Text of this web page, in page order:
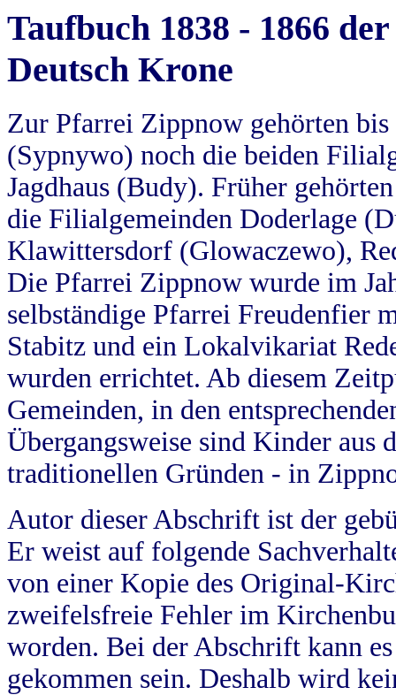
Taufbuch 1838 - 1866
Deutsch Krone
Zur Pfarrei Zippnow gehörten
(Sypnywo) noch die beiden
Jagdhaus (Budy). Früher
die Filialgemeinden Doderlage
Klawittersdorf (Glowaczewo),
Die Pfarrei Zippnow wurde im
selbständige Pfarrei Freudenfier
Stabitz und ein Lokalvikariat
wurden errichtet. Ab diesem
Gemeinden, in den
Übergangsweise sind Kinder aus
traditionellen Gründen - in
Autor dieser Abschrift ist der
Er weist auf folgende
von einer Kopie des Original-
zweifelsfreie Fehler im
worden. Bei der Abschrift kann
gekommen sein. Deshalb wird